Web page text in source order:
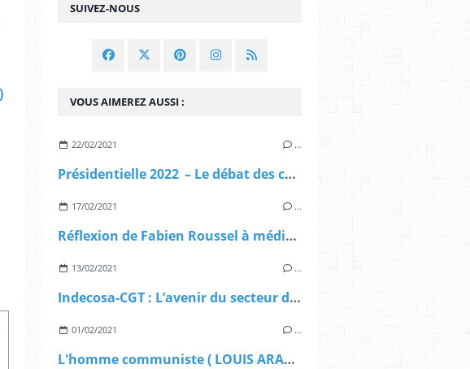
SUIVEZ-NOUS
VOUS AIMEREZ AUSSI :
22/02/2021 …
Présidentielle 2022 – Le débat des communistes
17/02/2021 …
Réflexion de Fabien Roussel à méditer...
13/02/2021 …
Indecosa-CGT : L’avenir du secteur de l’Énergie - électricité et gaz - ne se fera pas sans les usagers !
01/02/2021 …
L'homme communiste ( LOUIS ARAGON)